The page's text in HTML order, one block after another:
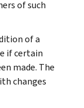
of such
of a
if certain
made. The
changes